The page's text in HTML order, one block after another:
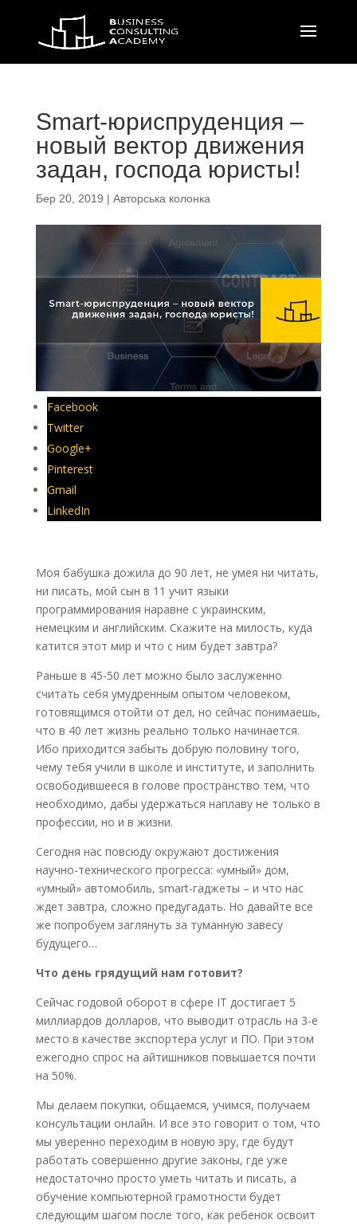
Smart-юриспруденция –
новый вектор движения
задан, господа юристы!
Бер 20, 2019 | Авторська колонка
Facebook
Twitter
Google+
Pinterest
Gmail
LinkedIn
Моя бабушка дожила до 90 лет, не умея ни читать,
ни писать, мой сын в 11 учит языки
программирования наравне с украинским,
немецким и английским. Скажите на милость, куда
катится этот мир и что с ним будет завтра?
Раньше в 45-50 лет можно было заслуженно
считать себя умудренным опытом человеком,
готовящимся отойти от дел, но сейчас понимаешь,
что в 40 лет жизнь реально только начинается.
Ибо приходится забыть добрую половину того,
чему тебя учили в школе и институте, и заполнить
освободившееся в голове пространство тем, что
необходимо, дабы удержаться наплаву не только в
профессии, но и в жизни.
Сегодня нас повсюду окружают достижения
научно-технического прогресса: «умный» дом,
«умный» автомобиль, smart-гаджеты – и что нас
ждет завтра, сложно предугадать. Но давайте все
же попробуем заглянуть за туманную завесу
будущего…
Что день грядущий нам готовит?
Сейчас годовой оборот в сфере IT достигает 5
миллиардов долларов, что выводит отрасль на 3-е
место в качестве экспортера услуг и ПО. При этом
ежегодно спрос на айтишников повышается почти
на 50%.
Мы делаем покупки, общаемся, учимся, получаем
консультации онлайн. И все это говорит о том, что
мы уверенно переходим в новую эру, где будут
работать совершенно другие законы, где уже
недостаточно просто уметь читать и писать, а
обучение компьютерной грамотности будет
следующим шагом после того, как ребенок освоит